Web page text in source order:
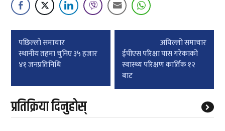
Post
navigation
पछिल्लाे समाचार
स्थानीय तहमा चुनिए ३५ हजार
४१ जनप्रतिनिधि
अघिल्लाे समाचार
ईपीएस परिक्षा पास गरेकाको
स्वास्थ्य परिक्षण कार्तिक १२
बाट
प्रतिक्रिया दिनुहोस्